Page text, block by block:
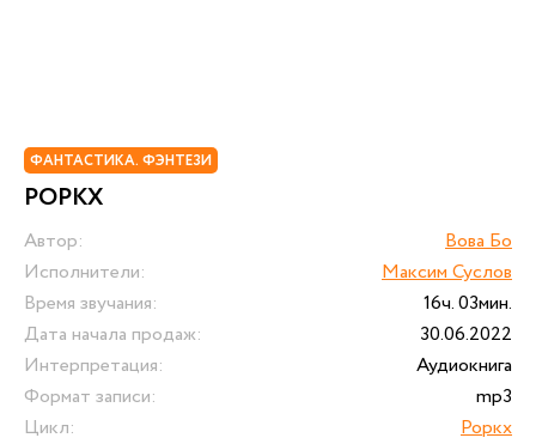
ФАНТАСТИКА. ФЭНТЕЗИ
РОРКХ
Автор:
Вова Бо
Исполнители:
Максим Суслов
Время звучания:
16ч. 03мин.
Дата начала продаж:
30.06.2022
Интерпретация:
Аудиокнига
Формат записи:
mp3
Цикл:
Роркх